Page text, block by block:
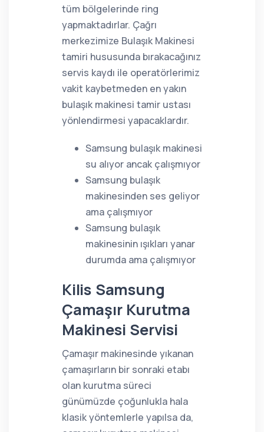
tüm bölgelerinde ring
yapmaktadırlar. Çağrı
merkezimize Bulaşık Makinesi
tamiri hususunda bırakacağınız
servis kaydı ile operatörlerimiz
vakit kaybetmeden en yakın
bulaşık makinesi tamir ustası
yönlendirmesi yapacaklardır.
Samsung bulaşık makinesi
su alıyor ancak çalışmıyor
Samsung bulaşık
makinesinden ses geliyor
ama çalışmıyor
Samsung bulaşık
makinesinin ışıkları yanar
durumda ama çalışmıyor
Kilis Samsung
Çamaşır Kurutma
Makinesi Servisi
Çamaşır makinesinde yıkanan
çamaşırların bir sonraki etabı
olan kurutma süreci
günümüzde çoğunlukla hala
klasik yöntemlerle yapılsa da,